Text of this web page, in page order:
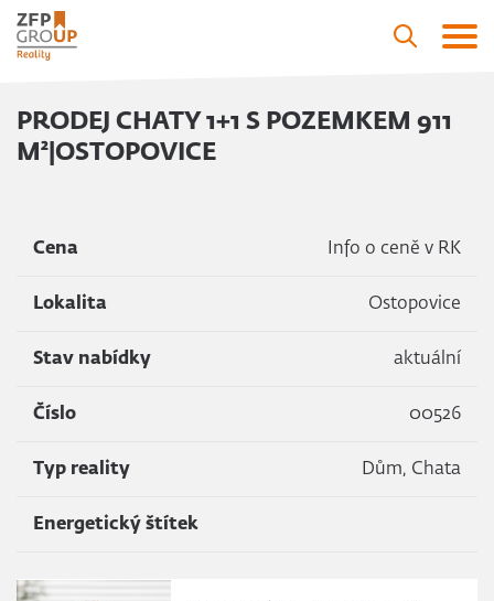
PRODEJ CHATY 1+1 S POZEMKEM 911
M²|OSTOPOVICE
Cena Info o ceně v RK
Lokalita Ostopovice
Stav nabídky aktuální
Číslo 00526
Typ reality Dům, Chata
Energetický štítek